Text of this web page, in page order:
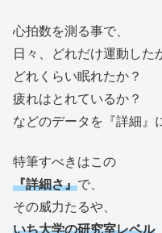
心拍数を測る事で、
日々、どれだけ運動した
どれくらい眠れたか？
疲れはとれているか？
などのデータを『詳細』
特筆すべきはこの
『詳細さ』で、
その威力たるや、
いち大学の研究室レベル